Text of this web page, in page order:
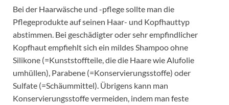
Bei der Haarwäsche und -pflege sollte man die
Pflegeprodukte auf seinen Haar- und Kopfhauttyp
abstimmen. Bei geschädigter oder sehr empfindlicher
Kopfhaut empfiehlt sich ein mildes Shampoo ohne
Silikone (=Kunststoffteile, die die Haare wie Alufolie
umhüllen), Parabene (=Konservierungsstoffe) oder
Sulfate (=Schäummittel). Übrigens kann man
Konservierungsstoffe vermeiden, indem man feste